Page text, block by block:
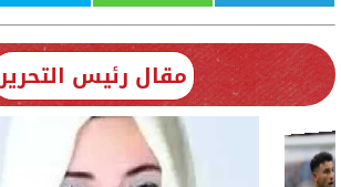
مقال رئيس التحرير